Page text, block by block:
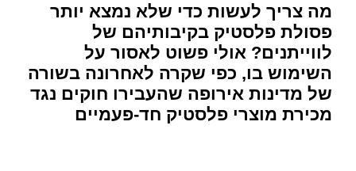
מה צריך לעשות כדי שלא נמצא יותר
פסולת פלסטיק בקיבותיהם של
לווייתנים? אולי פשוט לאסור על
השימוש בו, כפי שקרה לאחרונה בשורה
של מדינות אירופה שהעבירו חוקים נגד
מכירת מוצרי פלסטיק חד-פעמיים